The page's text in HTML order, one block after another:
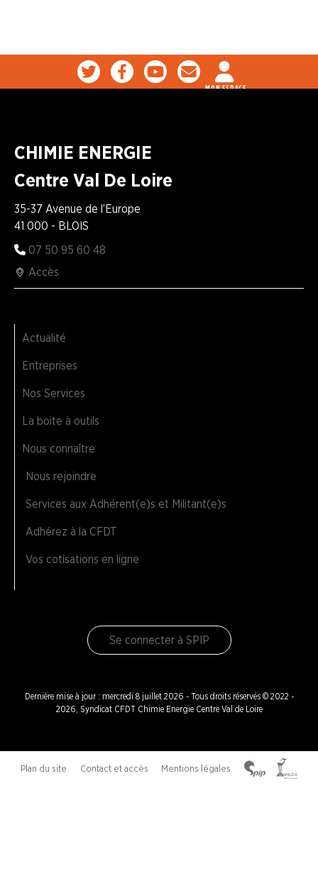
MON ESPACE
CHIMIE ENERGIE
Centre Val De Loire
35-37 Avenue de l’Europe
41 000 - BLOIS
07 50 95 60 48
Accès
Actualité
Entreprises
Nos Services
La boite à outils
Nous connaître
Nous rejoindre
Services aux Adhérent(e)s et Militant(e)s
Adhérez à la CFDT
Vos cotisations en ligne
Se connecter à SPIP
Dernière mise à jour : mercredi 8 juillet 2026 - Tous droits réservés © 2022 -
2026, Syndicat CFDT Chimie Energie Centre Val de Loire
Plan du site Contact et accès Mentions légales